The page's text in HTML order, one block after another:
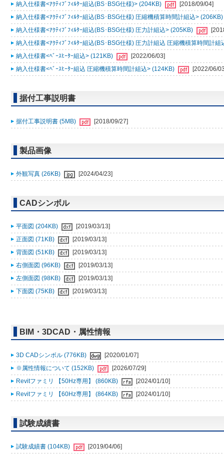
納入仕様書<ｱｸﾃｨﾌﾞﾌｨﾙﾀｰ組込(BS･BSG仕様)> (204KB)
[2018/09/04]
納入仕様書<ｱｸﾃｨﾌﾞﾌｨﾙﾀｰ組込(BS･BSG仕様) 圧縮機積算時間計組込> (206KB)
納入仕様書<ｱｸﾃｨﾌﾞﾌｨﾙﾀｰ組込(BS･BSG仕様) 圧力計組込> (205KB)
納入仕様書<ｱｸﾃｨﾌﾞﾌｨﾙﾀｰ組込(BS･BSG仕様) 圧力計組込 圧縮機積算時間計
納入仕様書<ﾍﾞｰｽﾋｰﾀｰ組込> (121KB)
[2022/06/03]
納入仕様書<ﾍﾞｰｽﾋｰﾀｰ組込 圧縮機積算時間計組込> (124KB)
[2022/06/
据付工事説明書
据付工事説明書 (5MB) [2018/09/27]
製品画像
外観写真 (26KB) [2024/04/23]
CADシンボル
平面図 (204KB)
[2019/03/13]
正面図 (71KB)
[2019/03/13]
背面図 (51KB)
[2019/03/13]
右側面図 (96KB)
[2019/03/13]
左側面図 (98KB)
[2019/03/13]
下面図 (75KB)
[2019/03/13]
BIM・3DCAD・属性情報
3D CADシンボル (776KB)
[2020/01/07]
※属性情報について (152KB)
[2026/07/29]
Revitファミリ 【50Hz専用】 (860KB)
[2024/01/10]
Revitファミリ 【60Hz専用】 (864KB)
[2024/01/10]
試験成績書
試験成績書 (104KB) [2019/04/06]